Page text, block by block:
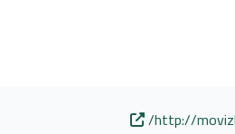
http://